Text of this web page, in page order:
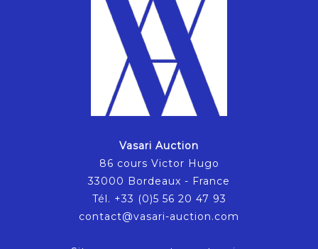
Vasari Auction
86 cours Victor Hugo
33000 Bordeaux - France
Tél. +33 (0)5 56 20 47 93
contact@vasari-auction.com